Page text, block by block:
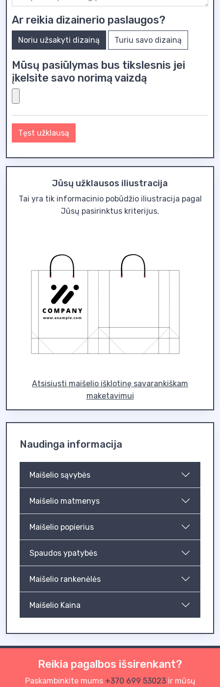
Ar reikia dizainerio paslaugos?
Noriu užsakyti dizainą Turiu savo dizainą
Mūsų pasiūlymas bus tikslesnis jei
įkelsite savo norimą vaizdą
Tęst užklausą
Jūsų užklausos iliustracija
Tai yra tik informacinio pobūdžio iliustracija pagal
Jūsų pasirinktus kriterijus.
Atsisiųsti maišelio išklotinę savarankiškam
maketavimui
Naudinga informacija
Maišelio sąvybės
Maišelio matmenys
Maišelio popierius
Spaudos ypatybės
Maišelio rankenėlės
Maišelio Kaina
Reikia pagalbos išsirenkant?
Paskambinkite mums +370 699 53023ir mūsų